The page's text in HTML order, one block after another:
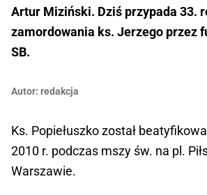
Artur Miziński. Dziś przypada 33.
zamordowania ks. Jerzego przez
SB.
Autor: redakcja
Ks. Popiełuszko został
2010 r. podczas mszy św. na pl.
Warszawie.